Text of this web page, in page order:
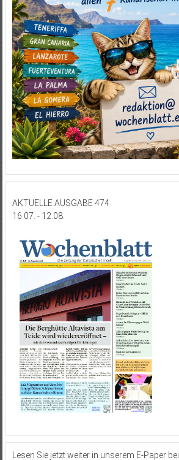
AKTUELLE AUSGABE 474
16.07. - 12.08.
Lesen Sie jetzt weiter in unserem E-Paper bei